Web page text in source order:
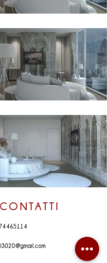
CONTATTI